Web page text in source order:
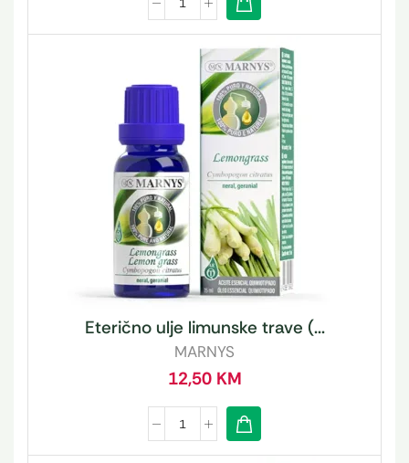
Eterično ulje limunske trave (...
MARNYS
12,50 KM